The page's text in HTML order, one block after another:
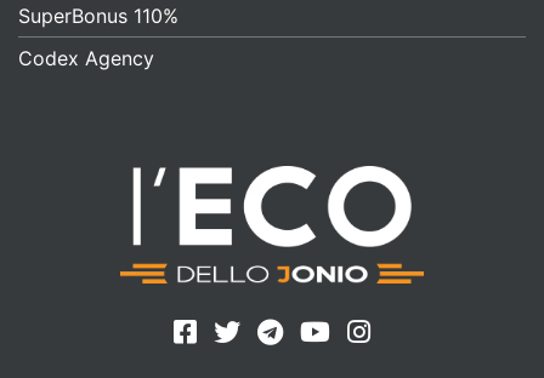
SuperBonus 110%
Codex Agency